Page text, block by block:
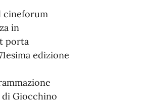
cineforum
in
porta
edizione
Giocchino